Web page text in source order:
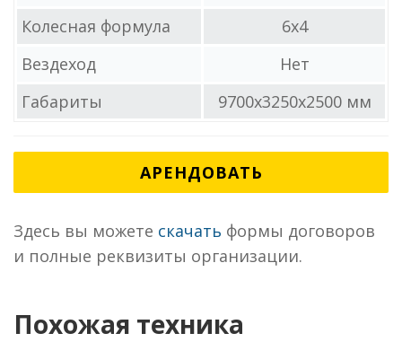
Колесная формула
6x4
Вездеход
Нет
Габариты
9700x3250x2500 мм
АРЕНДОВАТЬ
Здесь вы можете скачать формы договоров
и полные реквизиты организации.
Похожая техника